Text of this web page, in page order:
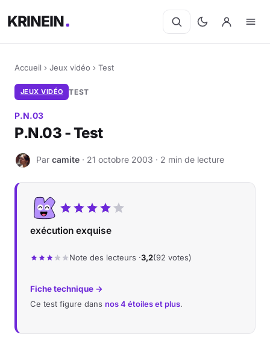
KRINEIN
Accueil › Jeux vidéo › Test
JEUX VIDÉO TEST
P.N.03
P.N.03 - Test
C Par camite · 21 octobre 2003 · 2 min de lecture
exécution exquise
Note des lecteurs ·3,2(92 votes)
Fiche technique →
Ce test figure dans nos 4 étoiles et plus.